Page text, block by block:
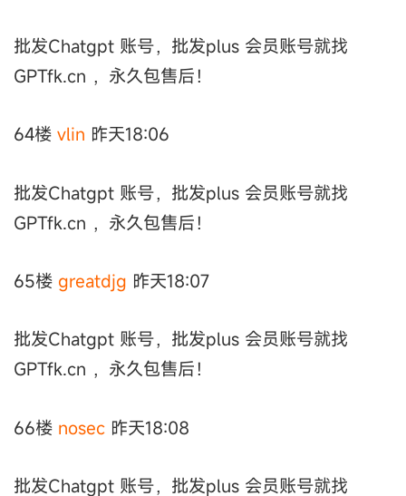
批发Chatgpt 账号，批发plus 会员账号就找
GPTfk.cn ，永久包售后！
64楼 vlin 昨天18:06
批发Chatgpt 账号，批发plus 会员账号就找
GPTfk.cn ，永久包售后！
65楼 greatdjg 昨天18:07
批发Chatgpt 账号，批发plus 会员账号就找
GPTfk.cn ，永久包售后！
66楼 nosec 昨天18:08
批发Chatgpt 账号，批发plus 会员账号就找